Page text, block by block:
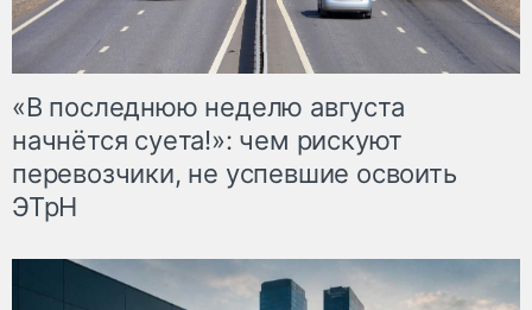
«В последнюю неделю августа
начнётся суета!»: чем рискуют
перевозчики, не успевшие освоить
ЭТрН